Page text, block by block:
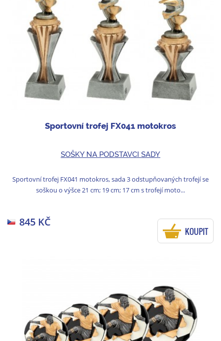
Sportovní trofej FX041 motokros
SOŠKY NA PODSTAVCI SADY
Sportovní trofej FX041 motokros, sada 3 odstupňovaných trofejí se
soškou o výšce 21 cm; 19 cm; 17 cm s trofejí moto...
845 KČ
KOUPIT